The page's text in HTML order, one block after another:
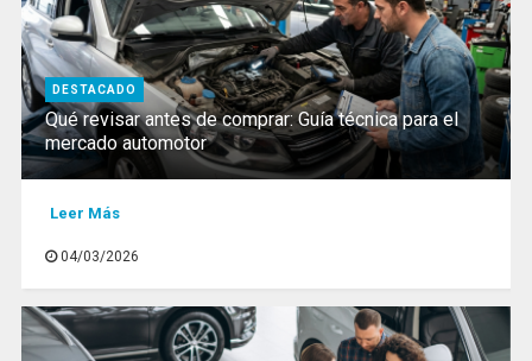
DESTACADO
Qué revisar antes de comprar: Guía técnica para el
mercado automotor
Leer Más
04/03/2026